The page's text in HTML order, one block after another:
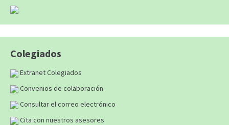
Colegiados
Extranet Colegiados
Convenios de colaboración
Consultar el correo electrónico
Cita con nuestros asesores